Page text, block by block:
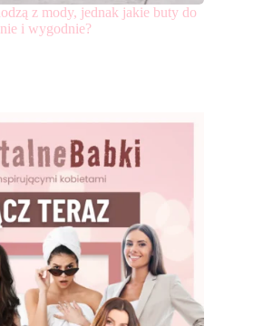
z mody, jednak jakie buty do
i wygodnie?